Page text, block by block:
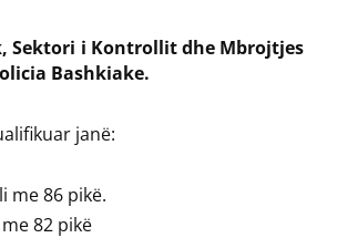
Sektori i Kontrollit dhe Mbrojtjes
Bashkiake.
janë:
me 86 pikë.
82 pikë